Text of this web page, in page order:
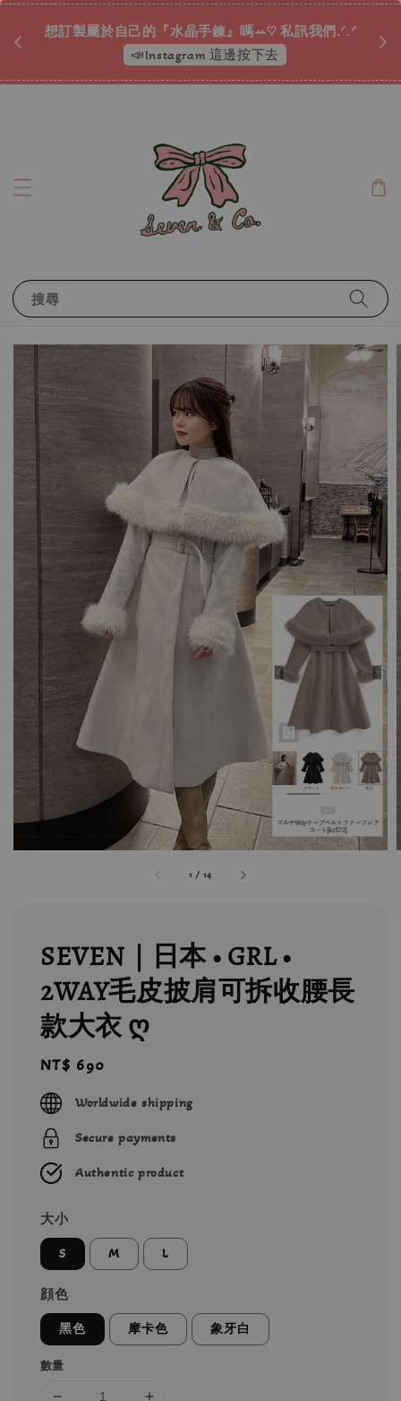
想訂製屬於自己的『水晶手鍊』嗎ꕀ♡ 私訊我們.ᐟ.ᐟ
📣Instagram 這邊按下去
搜尋
1 /14
SEVEN｜日本 • GRL •
2WAY毛皮披肩可拆收腰長
款大衣 ღ
Regular
price
NT$ 690
Worldwide shipping
Secure payments
Authentic product
大小
S M L
顔色
黑色 摩卡色 象牙白
數量